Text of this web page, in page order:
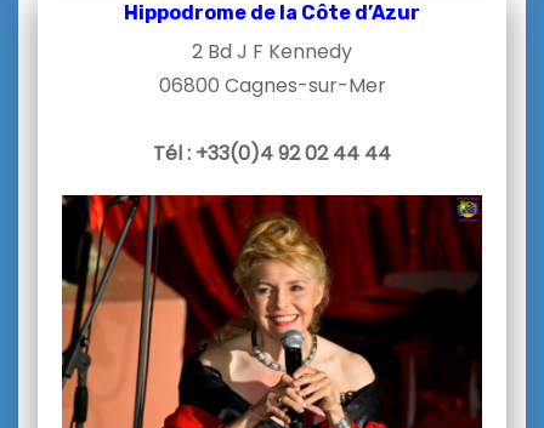
Hippodrome de la Côte d’Azur
2 Bd J F Kennedy
06800 Cagnes-sur-Mer
Tél : +33(0)4 92 02 44 44